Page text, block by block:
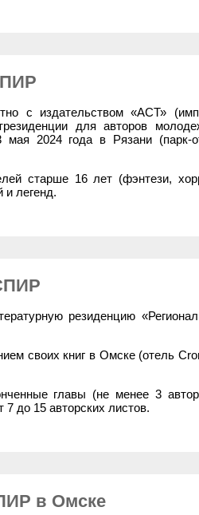
с издательством «АСТ»
для авторов
2024 года в Рязани (парк-
старше 16 лет (фэнтези,
и легенд.
резиденцию
своих книг в Омске (отель
главы (не менее 3
до 15 авторских листов.
в Омске